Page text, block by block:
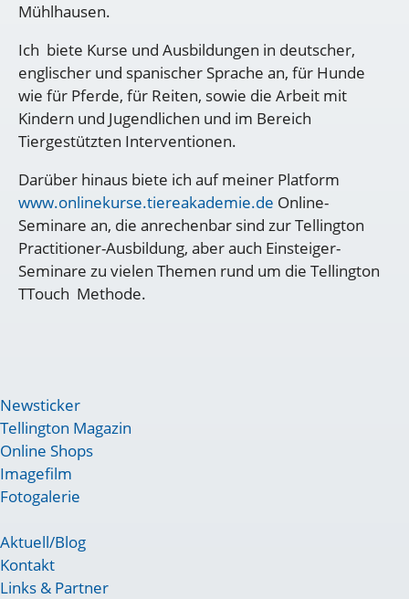
Mühlhausen.
Ich biete Kurse und Ausbildungen in deutscher,
englischer und spanischer Sprache an, für Hunde
wie für Pferde, für Reiten, sowie die Arbeit mit
Kindern und Jugendlichen und im Bereich
Tiergestützten Interventionen.
Darüber hinaus biete ich auf meiner Platform
www.onlinekurse.tiereakademie.de Online-
Seminare an, die anrechenbar sind zur Tellington
Practitioner-Ausbildung, aber auch Einsteiger-
Seminare zu vielen Themen rund um die Tellington
TTouch Methode.
Newsticker
Tellington Magazin
Online Shops
Imagefilm
Fotogalerie
Aktuell/Blog
Kontakt
Links & Partner